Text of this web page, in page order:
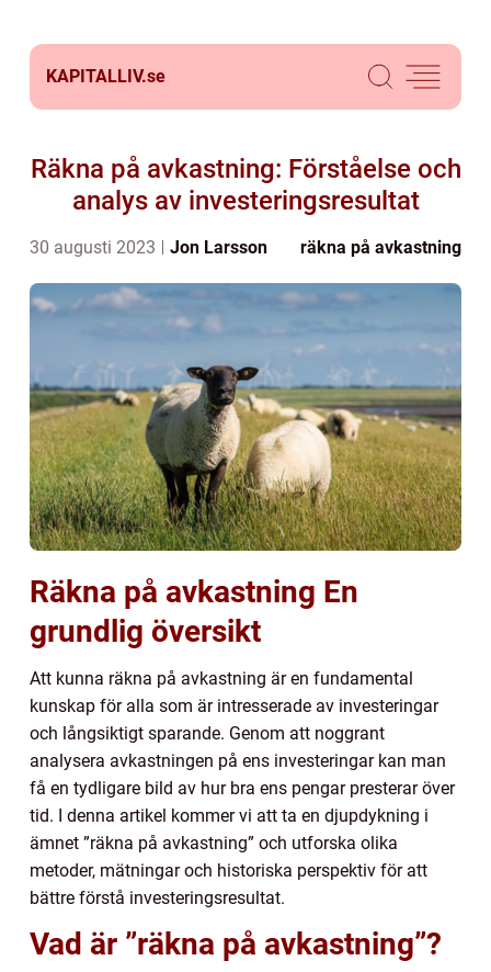
KAPITALLIV.se
Räkna på avkastning: Förståelse och
analys av investeringsresultat
30 augusti 2023 Jon Larsson räkna på avkastning
Räkna på avkastning En
grundlig översikt
Att kunna räkna på avkastning är en fundamental
kunskap för alla som är intresserade av investeringar
och långsiktigt sparande. Genom att noggrant
analysera avkastningen på ens investeringar kan man
få en tydligare bild av hur bra ens pengar presterar över
tid. I denna artikel kommer vi att ta en djupdykning i
ämnet ”räkna på avkastning” och utforska olika
metoder, mätningar och historiska perspektiv för att
bättre förstå investeringsresultat.
Vad är ”räkna på avkastning”?